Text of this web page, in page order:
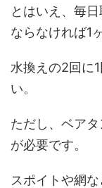
とはいえ、毎
ならなければ1
水換えの2回に
い。
ただし、ベア
が必要です。
スポイトや網